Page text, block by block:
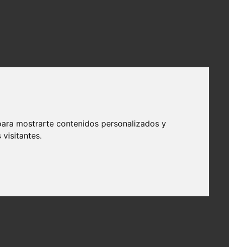
mostrarte contenidos personalizados y
visitantes.